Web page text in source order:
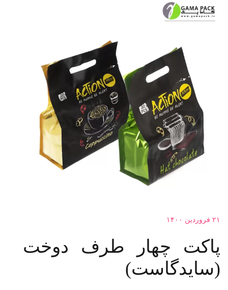
۲۱ فروردین ۱۴۰۰
پاکت چهار طرف دوخت
(سایدگاست)